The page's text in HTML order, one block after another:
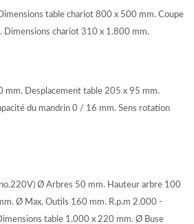
table chariot 800 x 500 mm. Coupe
chariot 310 x 1.800 mm.
mm. Desplacement table 205 x 95 mm.
du mandrin 0 / 16 mm. Sens rotation
Ø Arbres 50 mm. Hauteur arbre 100
Ø Max. Outils 160 mm. R.p.m 2.000 -
table 1.000 x 220 mm. Ø Buse